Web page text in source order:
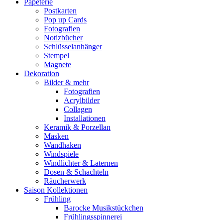
Papeterie
Postkarten
Pop up Cards
Fotografien
Notizbücher
Schlüsselanhänger
Stempel
Magnete
Dekoration
Bilder & mehr
Fotografien
Acrylbilder
Collagen
Installationen
Keramik & Porzellan
Masken
Wandhaken
Windspiele
Windlichter & Laternen
Dosen & Schachteln
Räucherwerk
Saison Kollektionen
Frühling
Barocke Musikstückchen
Frühlingsspinnerei